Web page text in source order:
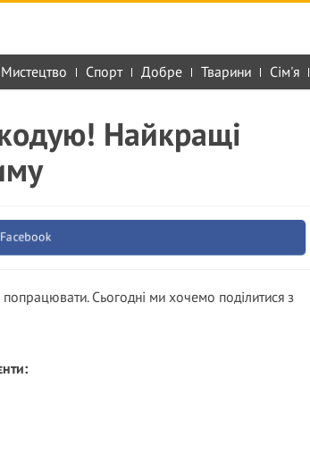
Мистецтво Спорт Добре Тварини Сім'я
Найкращі
Сьогодні ми хочемо поділитися з